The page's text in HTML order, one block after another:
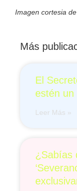
Imagen cortesia
Más
El
estén un
Leer Más »
¿Sabías